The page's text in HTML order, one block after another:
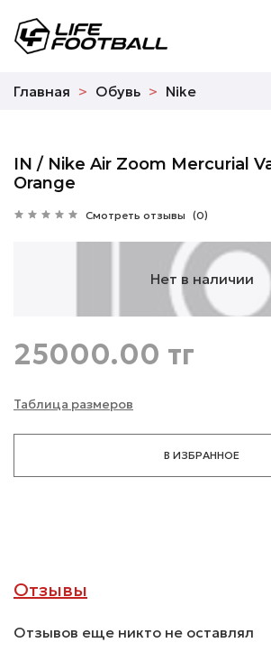
Главная Обувь Nike
Нет в наличии
IN / Nike Air Zoom Mercurial
Orange
Смотреть отзывы (0)
Таблица размеров
25000.00 тг
В ИЗБРАННОЕ
Отзывы
Отзывов еще никто не оставлял